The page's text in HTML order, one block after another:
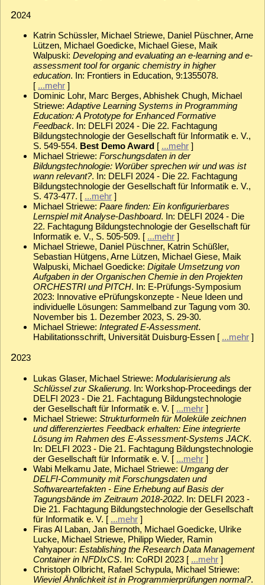
2024
Katrin Schüssler, Michael Striewe, Daniel Püschner, Arne
Lützen, Michael Goedicke, Michael Giese, Maik
Walpuski: Developing and evaluating an e-learning and e-
assessment tool for organic chemistry in higher
education. In: Frontiers in Education, 9:1355078.
[ ...mehr ]
Dominic Lohr, Marc Berges, Abhishek Chugh, Michael
Striewe: Adaptive Learning Systems in Programming
Education: A Prototype for Enhanced Formative
Feedback. In: DELFI 2024 - Die 22. Fachtagung
Bildungstechnologie der Gesellschaft für Informatik e. V.,
S. 549-554. Best Demo Award [ ...mehr ]
Michael Striewe: Forschungsdaten in der
Bildungstechnologie: Worüber sprechen wir und was ist
wann relevant?. In: DELFI 2024 - Die 22. Fachtagung
Bildungstechnologie der Gesellschaft für Informatik e. V.,
S. 473-477. [ ...mehr ]
Michael Striewe: Paare finden: Ein konfigurierbares
Lernspiel mit Analyse-Dashboard. In: DELFI 2024 - Die
22. Fachtagung Bildungstechnologie der Gesellschaft für
Informatik e. V., S. 505-509. [ ...mehr ]
Michael Striewe, Daniel Püschner, Katrin Schüßler,
Sebastian Hütgens, Arne Lützen, Michael Giese, Maik
Walpuski, Michael Goedicke: Digitale Umsetzung von
Aufgaben in der Organischen Chemie in den Projekten
ORCHESTRI und PITCH. In: E-Prüfungs-Symposium
2023: Innovative ePrüfungskonzepte - Neue Ideen und
individuelle Lösungen: Sammelband zur Tagung vom 30.
November bis 1. Dezember 2023, S. 29-30.
Michael Striewe: Integrated E-Assessment.
Habilitationsschrift, Universität Duisburg-Essen [ ...mehr ]
2023
Lukas Glaser, Michael Striewe: Modularisierung als
Schlüssel zur Skalierung. In: Workshop-Proceedings der
DELFI 2023 - Die 21. Fachtagung Bildungstechnologie
der Gesellschaft für Informatik e. V. [ ...mehr ]
Michael Striewe: Strukturformeln für Moleküle zeichnen
und differenziertes Feedback erhalten: Eine integrierte
Lösung im Rahmen des E-Assessment-Systems JACK.
In: DELFI 2023 - Die 21. Fachtagung Bildungstechnologie
der Gesellschaft für Informatik e. V. [ ...mehr ]
Wabi Melkamu Jate, Michael Striewe: Umgang der
DELFI-Community mit Forschungsdaten und
Softwareartefakten - Eine Erhebung auf Basis der
Tagungsbände im Zeitraum 2018-2022. In: DELFI 2023 -
Die 21. Fachtagung Bildungstechnologie der Gesellschaft
für Informatik e. V. [ ...mehr ]
Firas Al Laban, Jan Bernoth, Michael Goedicke, Ulrike
Lucke, Michael Striewe, Philipp Wieder, Ramin
Yahyapour: Establishing the Research Data Management
Container in NFDIxCS. In: CoRDI 2023 [ ...mehr ]
Christoph Olbricht, Rafael Schypula, Michael Striewe:
Wieviel Ähnlichkeit ist in Programmierprüfungen normal?.